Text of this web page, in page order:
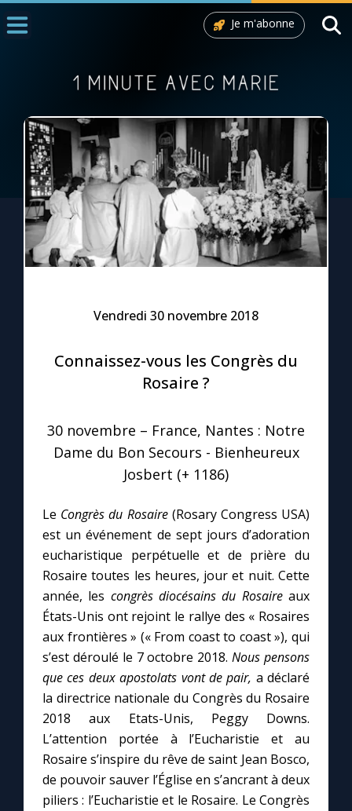
1000 Raisons de Croire
L'actualité de la semaine
La chaîne Youtube
Le magazine
Questions-réponses
Prier au quotidien
Avec Thérèse de Lisieux
L'Évangile chaque jour
Les premiers samedis du mois
Marie qui défait les nœuds
Me consacrer à Jésus par Marie
Je m'abonne
Vendredi 30 novembre 2018
Connaissez-vous les Congrès du
Rosaire ?
30 novembre – France, Nantes : Notre
Dame du Bon Secours - Bienheureux
Josbert (+ 1186)
Le Congrès du Rosaire(Rosary Congress USA)
est un événement de sept jours d’adoration
eucharistique perpétuelle et de prière du
Rosaire toutes les heures, jour et nuit. Cette
année, les congrès diocésains du Rosaireaux
États-Unis ont rejoint le rallye des « Rosaires
aux frontières » (« From coast to coast »), qui
s’est déroulé le 7 octobre 2018.Nous pensons
que ces deux apostolats vont de pair, a déclaré
la directrice nationale du Congrès du Rosaire
2018 aux Etats-Unis, Peggy Downs.
L’attention portée à l’Eucharistie et au
Rosaire s’inspire du rêve de saint Jean Bosco,
de pouvoir sauver l’Église en s’ancrant à deux
piliers : l’Eucharistie et le Rosaire. Le Congrès